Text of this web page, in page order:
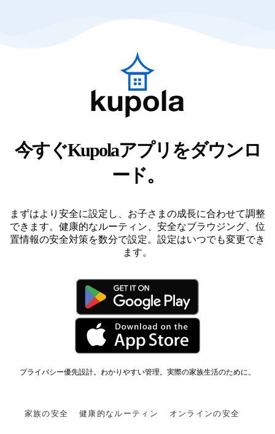
今すぐKupolaアプリをダウンロ
ード。
まずはより安全に設定し、お子さまの成長に合わせて調整
できます。健康的なルーティン、安全なブラウジング、位
置情報の安全対策を数分で設定。設定はいつでも変更でき
ます。
プライバシー優先設計。わかりやすい管理。実際の家族生活のために。
家族の安全 健康的なルーティン オンラインの安全